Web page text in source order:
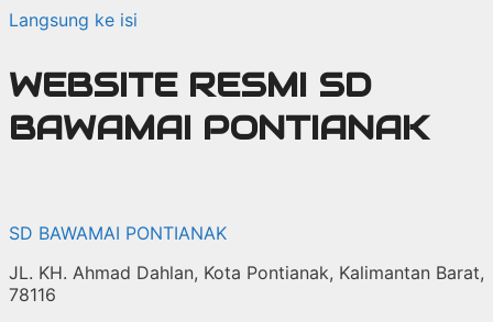
Langsung ke isi
WEBSITE RESMI SD
BAWAMAI PONTIANAK
SD BAWAMAI PONTIANAK
JL. KH. Ahmad Dahlan, Kota Pontianak, Kalimantan Barat,
78116